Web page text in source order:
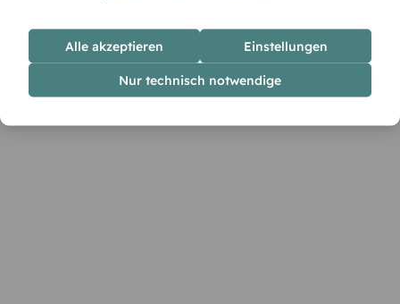
Alle akzeptieren Einstellungen
Nur technisch notwendige